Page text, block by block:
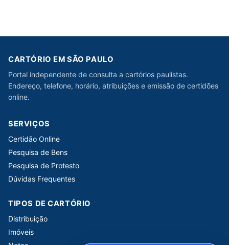
CARTÓRIO EM SÃO PAULO
Portal independente de consulta a cartórios paulistas.
Endereço, telefone, horário, atribuições e emissão de certidões
online.
SERVIÇOS
Certidão Online
Pesquisa de Bens
Pesquisa de Protesto
Dúvidas Frequentes
TIPOS DE CARTÓRIO
Distribuição
Imóveis